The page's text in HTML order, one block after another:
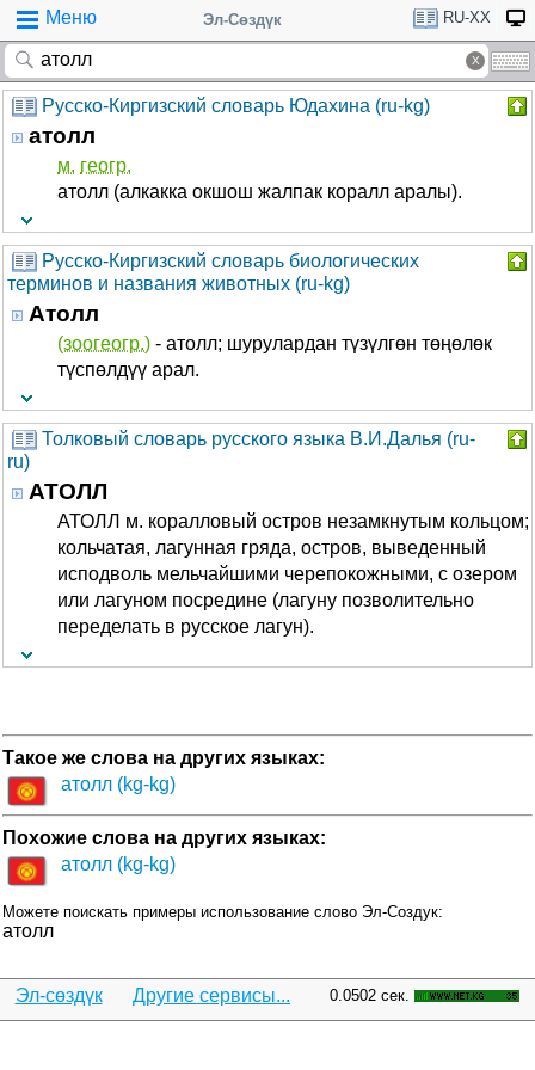
Меню Эл-Сөздүк RU-XX
Русско-Киргизский словарь Юдахина (ru-kg)
атолл
м. геогр.
атолл (алкакка окшош жалпак коралл аралы).
Русско-Киргизский словарь биологических
терминов и названия животных (ru-kg)
Атолл
(зоогеогр.) - атолл; шурулардан түзүлгөн төңөлөк
түспөлдүү арал.
Толковый словарь русского языка В.И.Далья (ru-
ru)
АТОЛЛ
АТОЛЛ м. коралловый остров незамкнутым кольцом;
кольчатая, лагунная гряда, остров, выведенный
исподволь мельчайшими черепокожными, с озером
или лагуном посредине (лагуну позволительно
переделать в русское лагун).
Такое же слова на других языках:
атолл (kg-kg)
Похожие слова на других языках:
атолл (kg-kg)
Можете поискать примеры использование слово Эл-Создук:
атолл
Эл-сөздүк Другие сервисы... 0.0502 сек.